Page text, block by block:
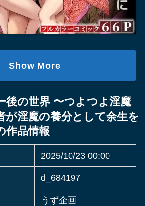
Show More
後の世界 〜つよつよ淫魔
が淫魔の養分として余生を
作品情報
2025/10/23 00:00
d_684197
うず企画